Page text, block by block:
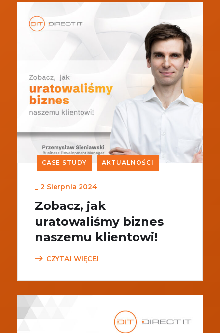
CASE STUDY AKTUALNOŚCI
_ 2 Sierpnia 2024
Zobacz, jak
uratowaliśmy biznes
naszemu klientowi!
CZYTAJ WIĘCEJ